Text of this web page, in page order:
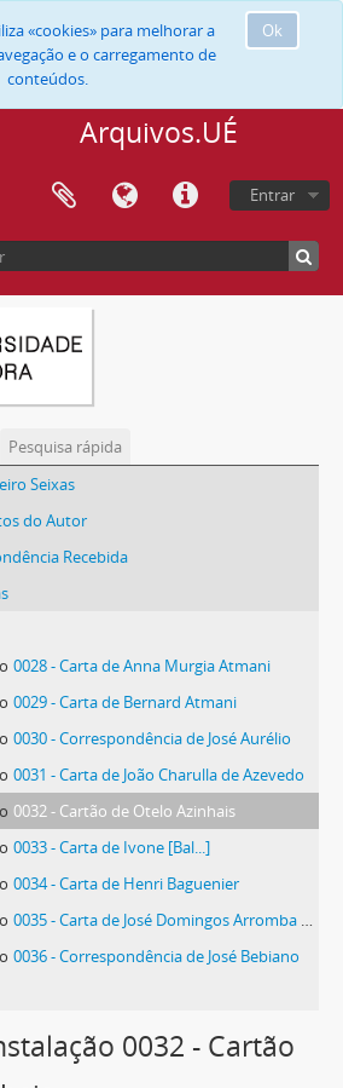
Ok
«cookies» para melhorar a
e o carregamento de
conteúdos.
Arquivos.UÉ
Entrar
Pesquisa rápida
Seixas
do Autor
Recebida
0028 - Carta de Anna Murgia Atmani
0029 - Carta de Bernard Atmani
0030 - Correspondência de José Aurélio
0031 - Carta de João Charulla de Azevedo
0032 - Cartão de Otelo Azinhais
0033 - Carta de Ivone [Bal...]
0034 - Carta de Henri Baguenier
0035 - Carta de José Domingos Arromba Veríssimo Balbino
0036 - Correspondência de José Bebiano
0032 - Cartão